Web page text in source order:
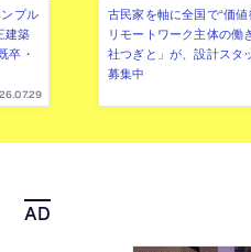
プル
建築
卒・
古民家を軸に全国で“価値
リモートワーク主体の働
社つぎと」が、設計スタ
募集中